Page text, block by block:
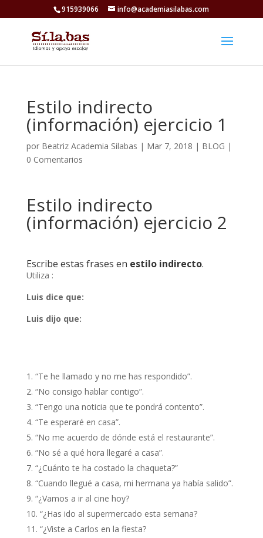
915939066 info@academiasilabas.com
Estilo indirecto
(información) ejercicio 1
por Beatriz Academia Silabas | Mar 7, 2018 | BLOG |
0 Comentarios
Estilo indirecto
(información) ejercicio 2
Escribe estas frases en estilo indirecto.
Utiliza :
Luis dice que:
Luis dijo que:
“Te he llamado y no me has respondido”.
“No consigo hablar contigo”.
“Tengo una noticia que te pondrá contento”.
“Te esperaré en casa”.
“No me acuerdo de dónde está el restaurante”.
“No sé a qué hora llegaré a casa”.
“¿Cuánto te ha costado la chaqueta?”
“Cuando llegué a casa, mi hermana ya había salido”.
“¿Vamos a ir al cine hoy?
“¿Has ido al supermercado esta semana?
“¿Viste a Carlos en la fiesta?